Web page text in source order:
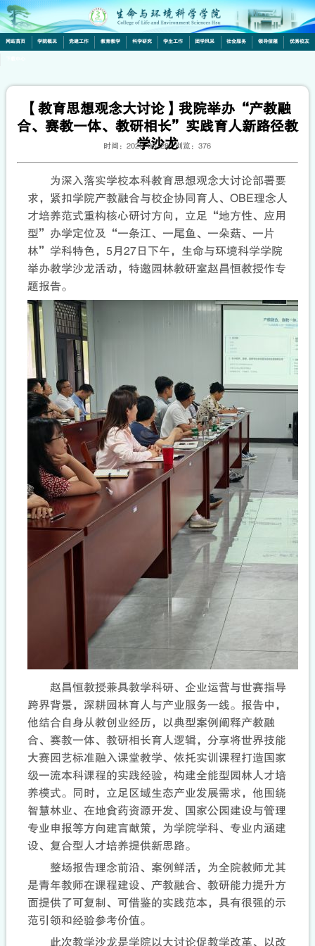
网站首页 学院概况 党建工作 教育教学 科学研究 学生工作 团学风采 社会服务 领导信箱 优秀校友
【教育思想观念大讨论】我院举办“产教融
合、赛教一体、教研相长”实践育人新路径教
学沙龙
时间：2026-05-28 浏览：376
为深入落实学校本科教育思想观念大讨论部署要
求，紧扣学院产教融合与校企协同育人、OBE理念人
才培养范式重构核心研讨方向，立足“地方性、应用
型”办学定位及“一条江、一尾鱼、一朵菇、一片
林”学科特色，5月27日下午，生命与环境科学学院
举办教学沙龙活动，特邀园林教研室赵昌恒教授作专
题报告。
赵昌恒教授兼具教学科研、企业运营与世赛指导
跨界背景，深耕园林育人与产业服务一线。报告中，
他结合自身从教创业经历，以典型案例阐释产教融
合、赛教一体、教研相长育人逻辑，分享将世界技能
大赛园艺标准融入课堂教学、依托实训课程打造国家
级一流本科课程的实践经验，构建全能型园林人才培
养模式。同时，立足区域生态产业发展需求，他围绕
智慧林业、在地食药资源开发、国家公园建设与管理
专业申报等方向建言献策，为学院学科、专业内涵建
设、复合型人才培养提供新思路。
整场报告理念前沿、案例鲜活，为全院教师尤其
是青年教师在课程建设、产教融合、教研能力提升方
面提供了可复制、可借鉴的实践范本，具有很强的示
范引领和经验参考价值。
此次教学沙龙是学院以大讨论促教学改革、以改